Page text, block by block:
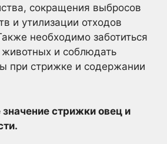
сокращения выбросов
и утилизации отходов
необходимо заботиться
животных и соблюдать
при стрижке и содержании
стрижки овец и